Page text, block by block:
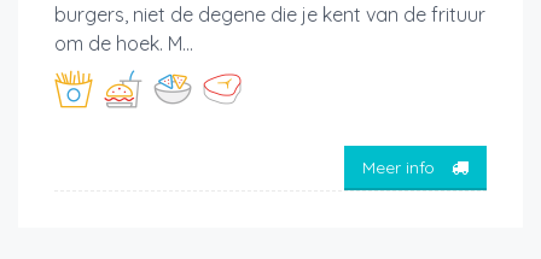
burgers, niet de degene die je kent van de frituur
om de hoek. M...
Meer info